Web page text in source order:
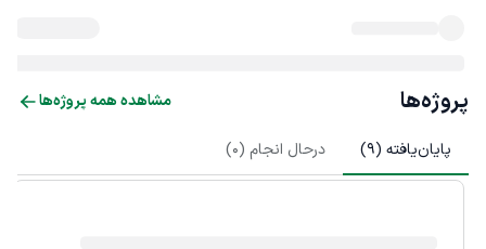
پروژه‌ها مشاهده همه پروژه‌ها
پایان‌یافته (9
) درحال انجام (0
)